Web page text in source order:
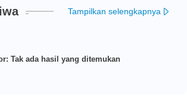
Tampilkan selengkapnya
Tak ada hasil yang ditemukan